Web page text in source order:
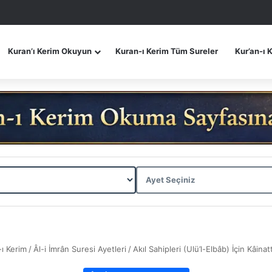
Kuran’ı Kerim Okuyun Kuran-ı Kerim Tüm Sureler Kur’an-ı
Kerim / Âl-i İmrân Suresi Ayetleri / Akıl Sahipleri (Ulü’l-Elbâb) İçin